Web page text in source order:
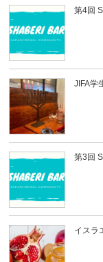
第4回
JIFA学
第3回
イスラ